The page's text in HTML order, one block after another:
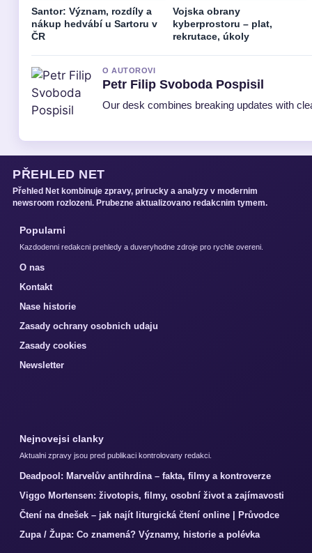
Santor: Význam, rozdíly a
nákup hedvábí u Sartoru v
ČR
Vojska obrany
kyberprostoru – plat,
rekrutace, úkoly
O AUTOROVI
Petr Filip Svoboda Pospisil
Our desk combines breaking updates with
PŘEHLED NET
Přehled Net kombinuje zpravy, prirucky a analyzy v modernim
newsroom rozlozeni. Prubezne aktualizovano redakcnim tymem.
Popularni
Kazdodenni redakcni prehledy a duveryhodne zdroje pro rychle overeni.
O nas
Kontakt
Nase historie
Zasady ochrany osobnich udaju
Zasady cookies
Newsletter
Nejnovejsi clanky
Aktualni zpravy jsou pred publikaci kontrolovany redakci.
Deadpool: Marvelův antihrdina – fakta, filmy a kontroverze
Viggo Mortensen: životopis, filmy, osobní život a zajímavosti
Čtení na dnešek – jak najít liturgická čtení online | Průvodce
Zupa / Župa: Co znamená? Významy, historie a polévka